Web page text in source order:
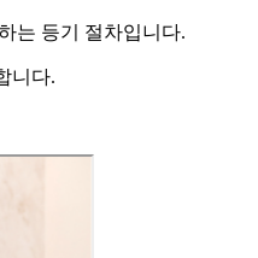
는 등기 절차입니다.
니다.